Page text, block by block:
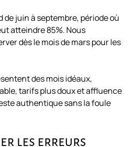
de juin à septembre, période où
atteindre 85%. Nous
dès le mois de mars pour les
des mois idéaux,
tarifs plus doux et affluence
authentique sans la foule
les erreurs